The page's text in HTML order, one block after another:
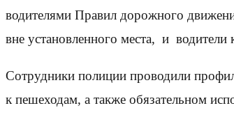
водителями Правил дорожного
вне установленного места, и
Сотрудники полиции проводили
к пешеходам, а также обязательном